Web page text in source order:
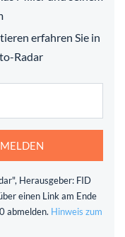
erfahren Sie in
Radar
Herausgeber: FID
einen Link am Ende
abmelden. Hinweis zum